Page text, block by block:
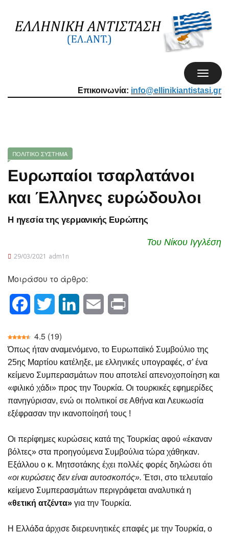
Επικοινωνία: info@ellinikiantistasi.gr
ΠΟΛΙΤΙΚΟ ΣΥΣΤΗΜΑ
Ευρωπαίοι τσαρλατάνοι
και Έλληνες ευρώδουλοι
Η ηγεσία της γερμανικής Ευρώπης
Του Νίκου Ιγγλέση
29/03/2021 adm1n
Μοιράσου το άρθρο:
FacebookTwitter LinkedIn Email
4.5 (19)
Όπως ήταν αναμενόμενο, το Ευρωπαϊκό Συμβούλιο της
25ης Μαρτίου κατέληξε, με ελληνικές υπογραφές, σ’ ένα
κείμενο Συμπερασμάτων που αποτελεί απενοχοποίηση και
«φιλικό χάδι» προς την Τουρκία. Οι τουρκικές εφημερίδες
πανηγύρισαν, ενώ οι πολιτικοί σε Αθήνα και Λευκωσία
εξέφρασαν την ικανοποίησή τους !
Οι περίφημες κυρώσεις κατά της Τουρκίας αφού «έκαναν
βόλτες» στα προηγούμενα Συμβούλια τώρα χάθηκαν.
Εξάλλου ο κ. Μητσοτάκης έχει πολλές φορές δηλώσει ότι
«οι κυρώσεις δεν είναι αυτοσκοπός». Έτσι, στο τελευταίο
κείμενο Συμπερασμάτων περιγράφεται αναλυτικά η
«θετική ατζέντα» για την Τουρκία.
Η Ελλάδα άρχισε διερευνητικές επαφές με την Τουρκία, ο